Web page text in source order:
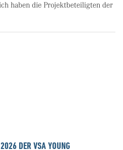
haben die Projektbeteiligten der
DER VSA YOUNG